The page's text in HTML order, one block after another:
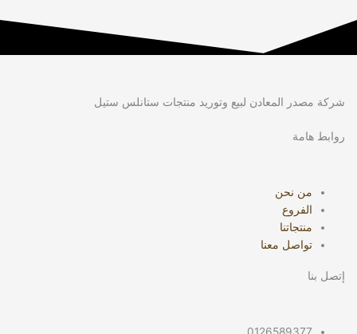
شركة مصدر المعادن لبيع وتوريد منتجات ستانلس ستيل
روابط هامة
من نحن
الفروع
منتجاتنا
تواصل معنا
إتصل بنا